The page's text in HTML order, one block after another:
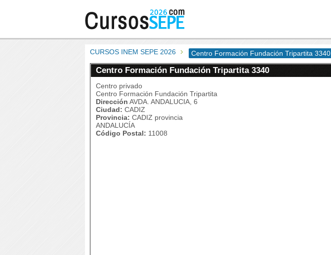
CURSOS INEM SEPE 2026 Centro Formación Fundación Tripartita 3340
Centro Formación Fundación Tripartita 3340
Centro privado
Centro Formación Fundación Tripartita
Dirección AVDA. ANDALUCIA, 6
Ciudad: CADIZ
Provincia: CADIZ provincia
ANDALUCÍA
Código Postal: 11008